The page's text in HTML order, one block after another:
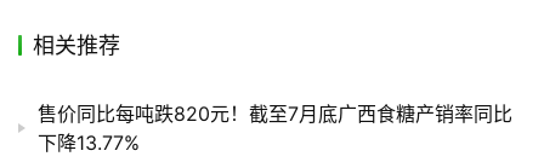
运
相关推荐
售价同比每吨跌820元！截至7月底广西食糖产销率同比
下降13.77%